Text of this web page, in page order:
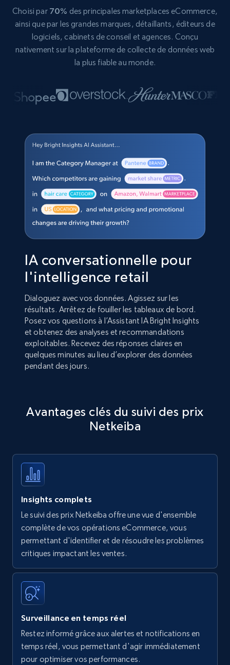
Choisi par 70% des principales marketplaces eCommerce,
ainsi que par les grandes marques, détaillants, éditeurs de
logiciels, cabinets de conseil et agences. Conçu
nativement sur la plateforme de collecte de données web
la plus fiable au monde.
IA conversationnelle pour
l'intelligence retail
Dialoguez avec vos données. Agissez sur les
résultats. Arrêtez de fouiller les tableaux de bord.
Posez vos questions à l’Assistant IA Bright Insights
et obtenez des analyses et recommandations
exploitables. Recevez des réponses claires en
quelques minutes au lieu d’explorer des données
pendant des jours.
Avantages clés du suivi des prix
Netkeiba
Insights complets
Le suivi des prix Netkeiba offre une vue d'ensemble
complète de vos opérations eCommerce, vous
permettant d'identifier et de résoudre les problèmes
critiques impactant les ventes.
Surveillance en temps réel
Restez informé grâce aux alertes et notifications en
temps réel, vous permettant d'agir immédiatement
pour optimiser vos performances.